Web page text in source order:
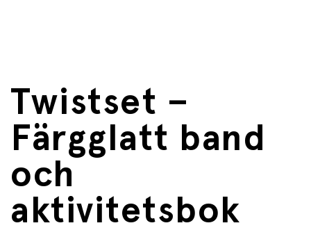
Twistset –
Färgglatt band
och
aktivitetsbok